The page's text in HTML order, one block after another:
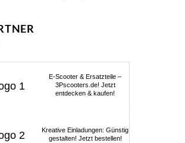
E-Scooter & Ersatzteile –
3Pscooters.de! Jetzt
entdecken & kaufen!
Kreative Einladungen: Günstig
gestalten! Jetzt bestellen!